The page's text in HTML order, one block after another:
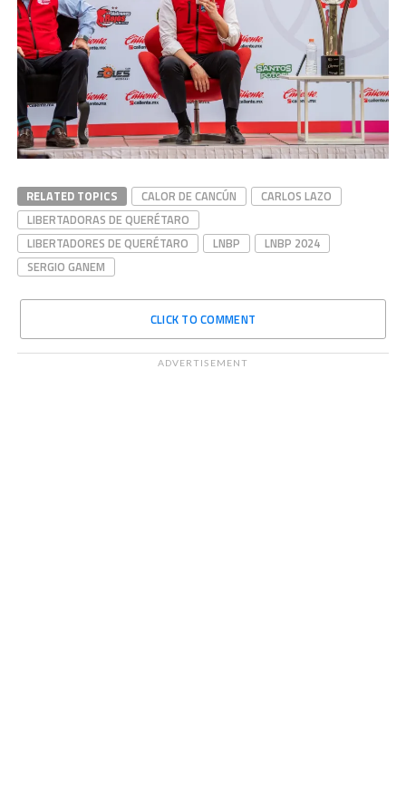
RELATED TOPICS CALOR DE CANCÚN
CARLOS LAZO
LIBERTADORAS DE QUERÉTARO
LIBERTADORES DE QUERÉTARO
LNBP
LNBP 2024
SERGIO GANEM
CLICK TO COMMENT
ADVERTISEMENT